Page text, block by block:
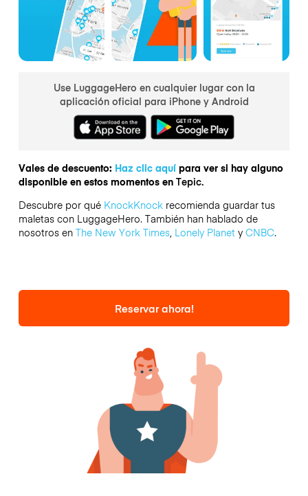
Use LuggageHero en cualquier lugar con la
aplicación oficial para iPhone y Android
Vales de descuento: Haz clic aquípara ver si hay alguno
disponible en estos momentos en Tepic.
Descubre por qué KnockKnockrecomienda guardar tus
maletas con LuggageHero. También han hablado de
nosotros en The New York Times, Lonely Planety CNBC.
Reservar ahora!